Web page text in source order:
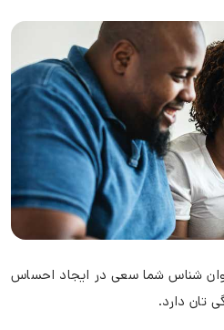
شناس شما سعی در ایجاد احساس
تان دارد.